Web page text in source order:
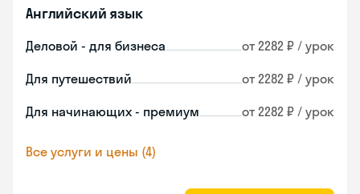
Английский язык
Деловой - для бизнеса от 2282 ₽ / урок
Для путешествий от 2282 ₽ / урок
Для начинающих - премиум от 2282 ₽ / урок
Все услуги и цены (4)